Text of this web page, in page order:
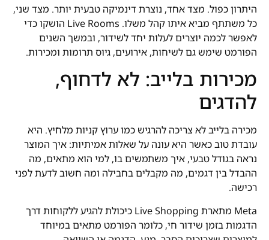
היתרון כפול. מצד אחד, נוצרת דינמיקה טבעית יותר. מצד שני,
כל משתתף מביא איתו קהל משלו. Live Rooms הושקו כדי
לאפשר לכמה יוצרים לעלות יחד לשידור, ובמשך השנים
הפורמט שימש גם לשיחות, אירועים, גיוס תרומות ומכירות.
מכירות בלייב: לא לדחוף,
להדגים
מכירה בלייב לא צריכה להרגיש כמו ערוץ קניות מלחיץ. היא
עובדת טוב כאשר היא עונה על שאלות אמיתיות: איך המוצר
נראה בגודל טבעי, איך משתמשים בו, למי הוא מתאים, מה
ההבדל בין דגמים, מה מקבלים בחבילה ומה חשוב לדעת לפני
רכישה.
Meta מתארת Live Shopping כיכולת להגיע ללקוחות דרך
הדגמות בזמן שידור חי, כלומר הפורמט מתאים במיוחד